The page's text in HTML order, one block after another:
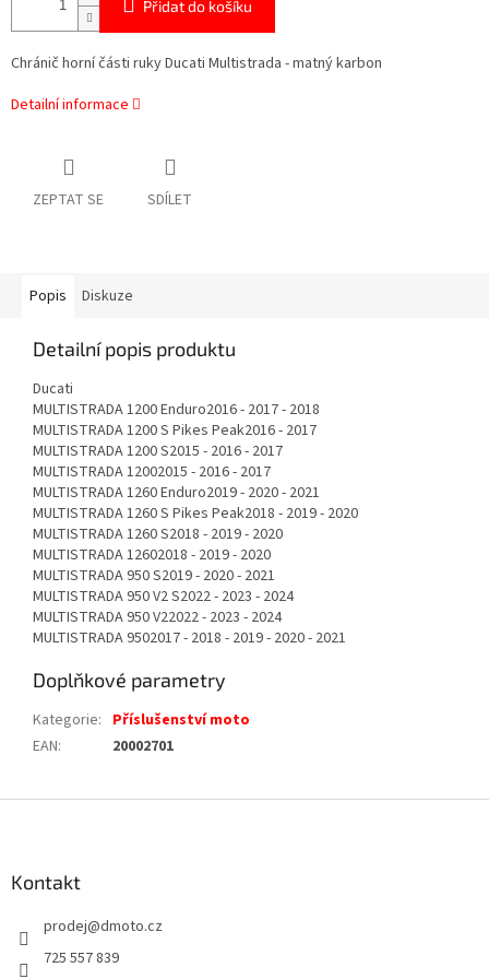
Přidat do košíku
Chránič horní části ruky Ducati Multistrada - matný karbon
Detailní informace
ZEPTAT SE SDÍLET
Popis Diskuze
Detailní popis produktu
Ducati
MULTISTRADA 1200 Enduro2016 - 2017 - 2018
MULTISTRADA 1200 S Pikes Peak2016 - 2017
MULTISTRADA 1200 S2015 - 2016 - 2017
MULTISTRADA 12002015 - 2016 - 2017
MULTISTRADA 1260 Enduro2019 - 2020 - 2021
MULTISTRADA 1260 S Pikes Peak2018 - 2019 - 2020
MULTISTRADA 1260 S2018 - 2019 - 2020
MULTISTRADA 12602018 - 2019 - 2020
MULTISTRADA 950 S2019 - 2020 - 2021
MULTISTRADA 950 V2 S2022 - 2023 - 2024
MULTISTRADA 950 V22022 - 2023 - 2024
MULTISTRADA 9502017 - 2018 - 2019 - 2020 - 2021
Doplňkové parametry
Kategorie: Příslušenství moto
EAN: 20002701
Kontakt
prodej@dmoto.cz
725 557 839